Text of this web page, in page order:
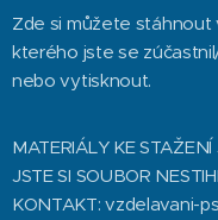
Zde si můžete stáhnout
kterého jste se
nebo vytisknout.
MATERIÁLY KE
JSTE SI SOUBOR
KONTAKT: vzdelavani-